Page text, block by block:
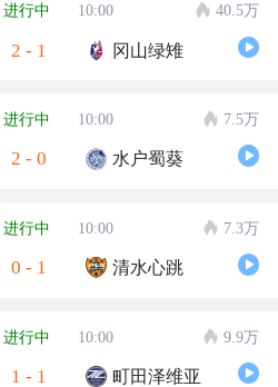
进行中 10:00 40.5万
2 - 1 冈山绿雉
进行中 10:00 7.5万
2 - 0 水户蜀葵
进行中 10:00 7.3万
0 - 1 清水心跳
进行中 10:00 9.9万
1 - 1 町田泽维亚